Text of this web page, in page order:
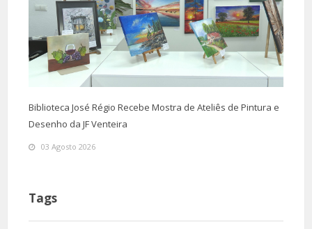
Biblioteca José Régio Recebe Mostra de Ateliês de Pintura e
Desenho da JF Venteira
03 Agosto 2026
Tags